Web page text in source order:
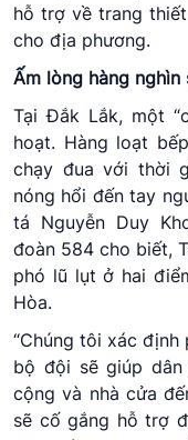
hỗ trợ về trang
cho địa phương.
Ấm lòng hàng
Tại Đắk Lắk, một
hoạt. Hàng loạt
chạy đua với thời
nóng hổi đến tay
tá Nguyễn Duy
đoàn 584 cho biết,
phó lũ lụt ở hai
Hòa.
“Chúng tôi xác
bộ đội sẽ giúp
cộng và nhà cửa
sẽ cố gắng hỗ trợ